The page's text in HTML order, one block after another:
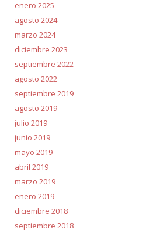
enero 2025
agosto 2024
marzo 2024
diciembre 2023
septiembre 2022
agosto 2022
septiembre 2019
agosto 2019
julio 2019
junio 2019
mayo 2019
abril 2019
marzo 2019
enero 2019
diciembre 2018
septiembre 2018